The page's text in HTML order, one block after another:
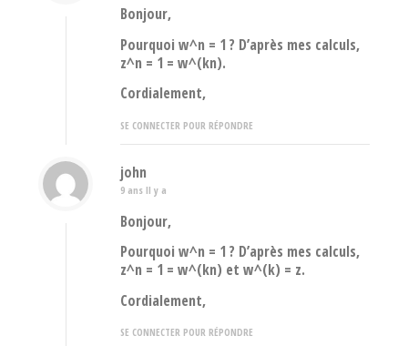
Bonjour,
Pourquoi w^n = 1 ? D’après mes calculs,
z^n = 1 = w^(kn).
Cordialement,
SE CONNECTER POUR RÉPONDRE
john
9 ans Il y a
Bonjour,
Pourquoi w^n = 1 ? D’après mes calculs,
z^n = 1 = w^(kn) et w^(k) = z.
Cordialement,
SE CONNECTER POUR RÉPONDRE